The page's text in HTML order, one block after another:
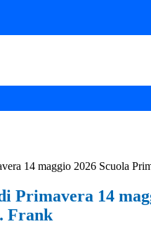
14 maggio 2026 Scuola
Primavera 14
Frank